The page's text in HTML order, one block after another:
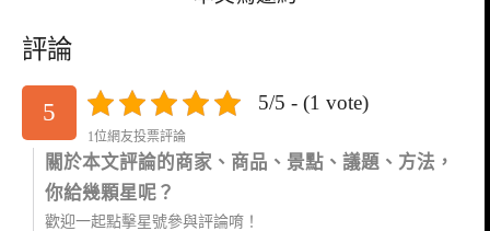
評論
5 5/5 - (1 vote)
1位網友投票評論
關於本文評論的商家、商品、景點、議題、方法，
你給幾顆星呢？
歡迎一起點擊星號參與評論唷！